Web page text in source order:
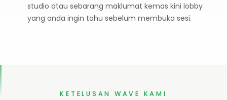
studio atau sebarang maklumat kemas kini lobby
yang anda ingin tahu sebelum membuka sesi.
KETELUSAN WAVE KAMI